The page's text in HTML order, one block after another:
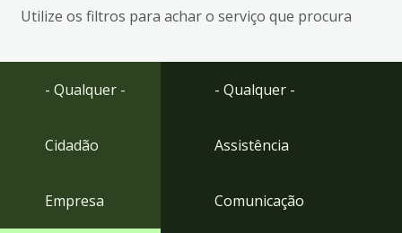
busca
Ir
Utilize os filtros para achar o serviço que procura
- Qualquer -
Cidadão
Empresa
- Qualquer -
Assistência
Comunicação